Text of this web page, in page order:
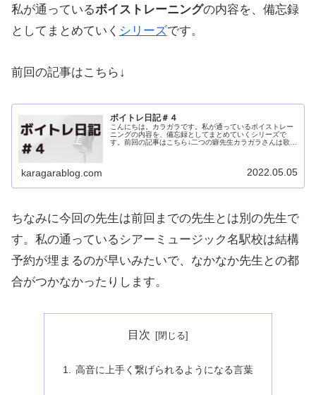
私が通っているボイストレーニングの内容を、備忘録
としてまとめていく シリーズです。
前回の記事はこちら↓
ボイトレ日記＃４
こんにちは。カラガラです。私が通っているボイストレー
ニングの内容を、備忘録としてまとめていくシリーズで
す。前回の記事はこちら↓二つの癖先生カラガラさんは歌い
karagarablog.com 2022.05.05
ちなみに今回の先生は前回までの先生とは別の先生で
す。私の通っているシアーミュージック名駅校は結構
予約が埋まるのが早いみたいで、なかなか先生との都
合がつかなかったりします。
目次
高音に上手く繋げられるようになる言葉